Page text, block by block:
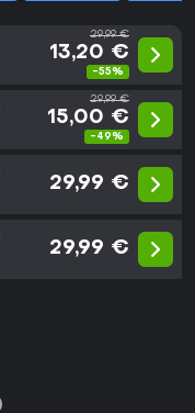
29,99 €
13,20 €
-55%
29,99 €
15,00 €
-49%
29,99 €
29,99 €